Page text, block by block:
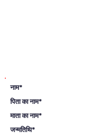
नाम*
पिता का नाम*
माता का नाम*
जन्मतिथि*